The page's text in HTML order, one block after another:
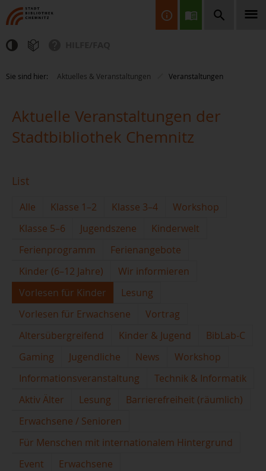
Finden Sie Informationen, Bücher, CDs & DVDs, Spiele, BluRays,
Zeitschriften und vieles mehr...
Sie sind hier: Aktuelles & Veranstaltungen Veranstaltungen
Aktuelle Veranstaltungen der
Stadtbibliothek Chemnitz
List
Alle Klasse 1–2 Klasse 3–4
Workshop
Klasse 5–6
Jugendszene
Kinderwelt
Ferienprogramm
Ferienangebote
Kinder (6–12 Jahre)
Wir informieren
Vorlesen für Kinder
Lesung
Vorlesen für Erwachsene
Vortrag
Altersübergreifend
Kinder & Jugend
BibLab-C
Gaming
Jugendliche News
Workshop
Informationsveranstaltung
Technik & Informatik
Aktiv Älter
Lesung
Barrierefreiheit (räumlich)
Erwachsene / Senioren
Für Menschen mit internationalem Hintergrund
Event
Erwachsene